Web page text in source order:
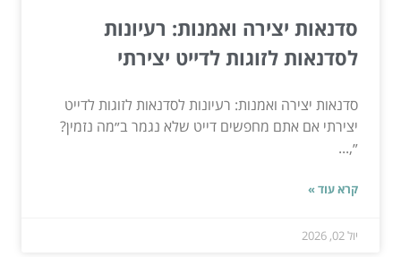
סדנאות יצירה ואמנות: רעיונות
לסדנאות לזוגות לדייט יצירתי
סדנאות יצירה ואמנות: רעיונות לסדנאות לזוגות לדייט
יצירתי אם אתם מחפשים דייט שלא נגמר ב״מה נזמין?
״,...
קרא עוד »
יול 02, 2026